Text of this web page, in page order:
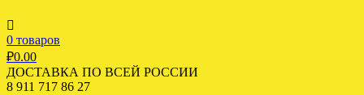
0 товаров
₽0.00
ДОСТАВКА ПО ВСЕЙ РОССИИ
8 911 717 86 27